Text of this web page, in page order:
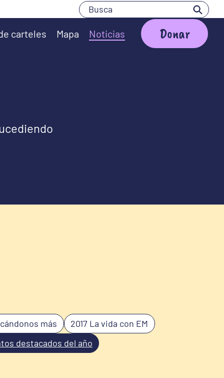
Busca
carteles Mapa Noticias Donar
más
2017 La vida con EM
destacados del año